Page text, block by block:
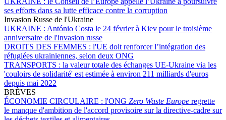
ses efforts dans sa lutte efficace contre la corruption
Invasion Russe de l'Ukraine
UKRAINE : António Costa le 24 février à Kiev pour le troisième
anniversaire de l'invasion russe
DROITS DES FEMMES : l'UE doit renforcer l’intégration des
réfugiées ukrainiennes, selon deux ONG
TRANSPORTS : la valeur totale des échanges UE-Ukraine via les
'couloirs de solidarité' est estimée à environ 211 milliards d'euros
depuis mai 2022
BRÈVES
ÉCONOMIE CIRCULAIRE : l'ONG Zero Waste Europe regrette
le manque d'ambition de l'accord provisoire sur la directive-cadre sur